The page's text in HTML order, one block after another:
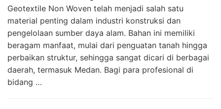
Geotextile Non Woven telah menjadi salah satu
material penting dalam industri konstruksi dan
pengelolaan sumber daya alam. Bahan ini memiliki
beragam manfaat, mulai dari penguatan tanah hingga
perbaikan struktur, sehingga sangat dicari di berbagai
daerah, termasuk Medan. Bagi para profesional di
bidang …